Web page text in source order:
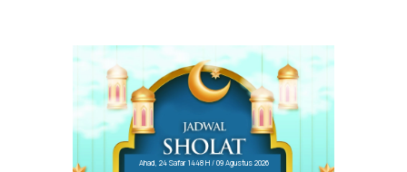
Ahad, 24 Safar 1448 H / 09 Agustus 2026